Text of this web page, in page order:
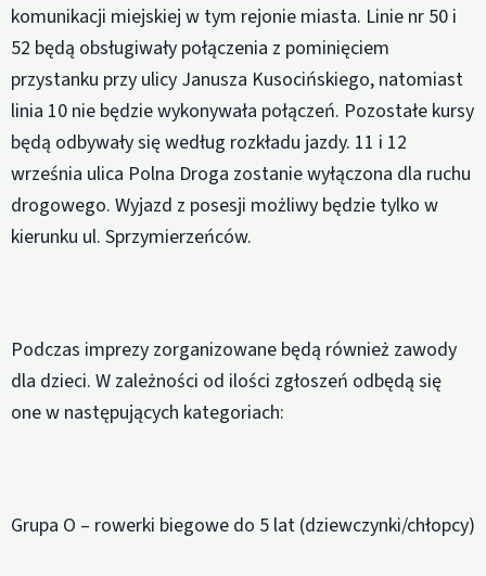
komunikacji miejskiej w tym rejonie miasta. Linie nr 50 i
52 będą obsługiwały połączenia z pominięciem
przystanku przy ulicy Janusza Kusocińskiego, natomiast
linia 10 nie będzie wykonywała połączeń. Pozostałe kursy
będą odbywały się według rozkładu jazdy. 11 i 12
września ulica Polna Droga zostanie wyłączona dla ruchu
drogowego. Wyjazd z posesji możliwy będzie tylko w
kierunku ul. Sprzymierzeńców.
Podczas imprezy zorganizowane będą również zawody
dla dzieci. W zależności od ilości zgłoszeń odbędą się
one w następujących kategoriach:
Grupa O – rowerki biegowe do 5 lat (dziewczynki/chłopcy)